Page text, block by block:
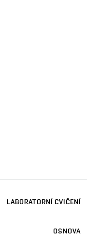
LABORATORNÍ CVIČENÍ
OSNOVA